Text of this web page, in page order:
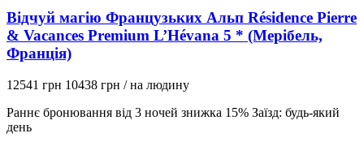
Відчуй магію Французьких Альп Résidence Pierre
& Vacances Premium L’Hévana 5 * (Мерібель,
Франція)
12541 грн 10438 грн / на людину
Раннє бронювання від 3 ночей знижка 15% Заїзд: будь-який
день